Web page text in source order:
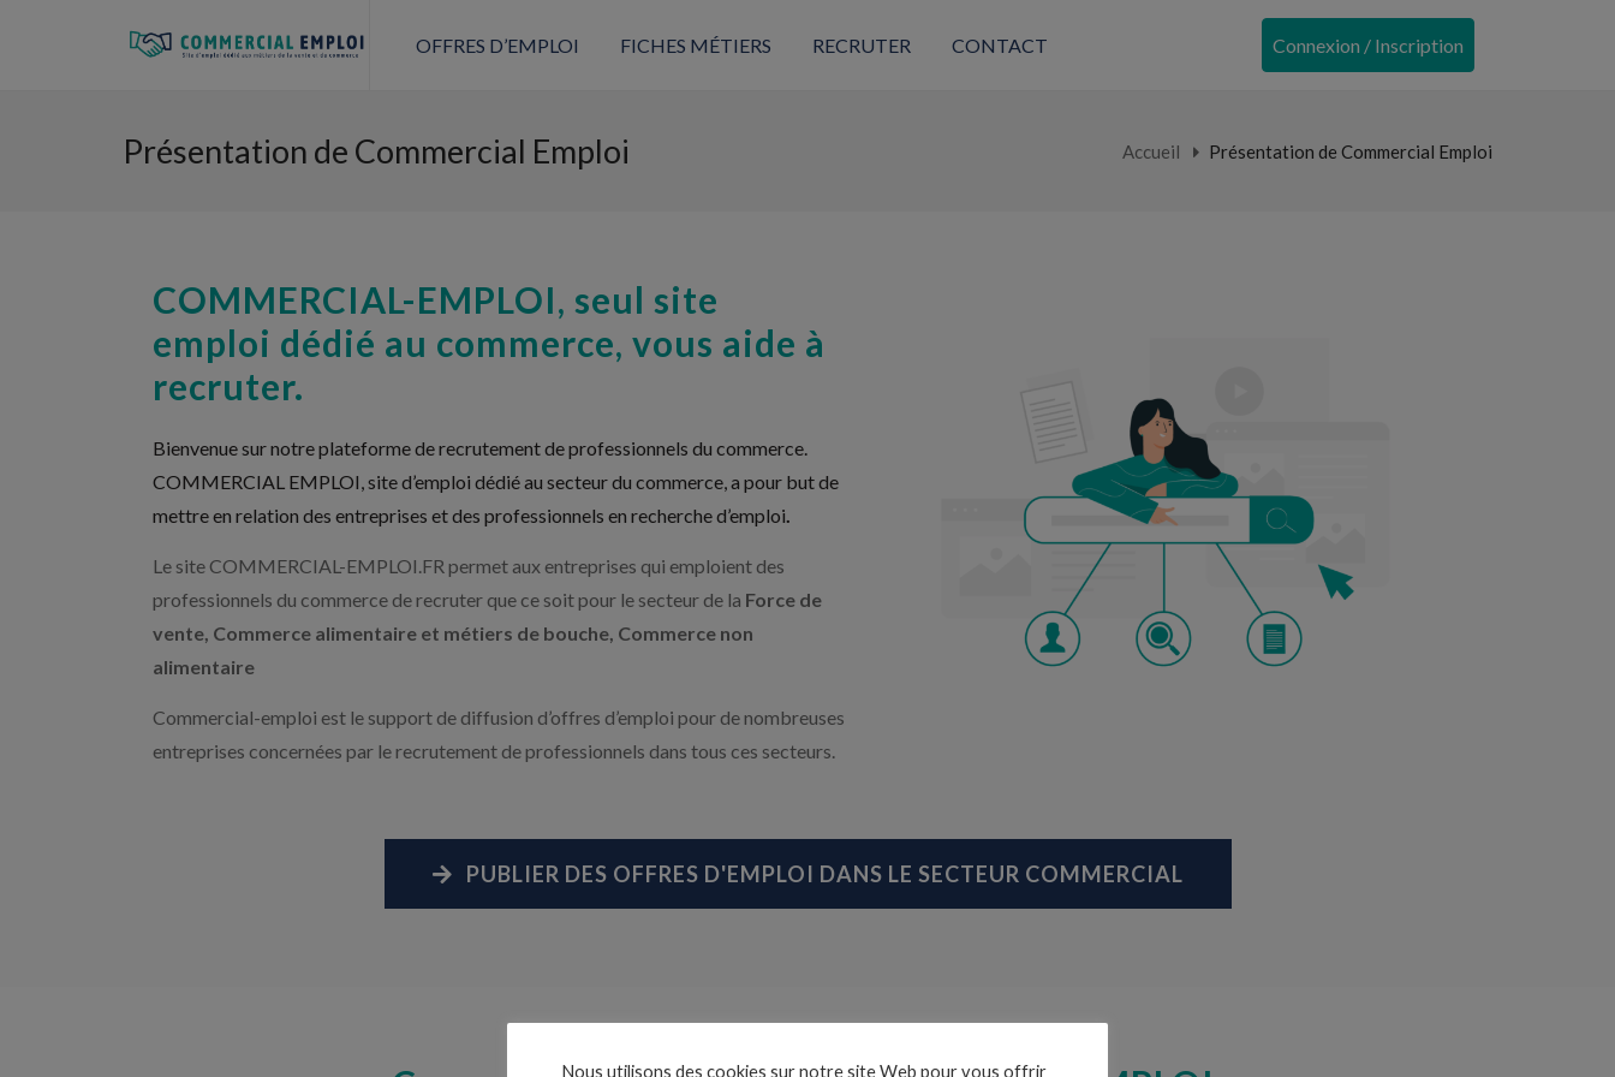
OFFRES D’EMPLOI FICHES MÉTIERS RECRUTER CONTACT Connexion / Inscription
Présentation de Commercial Emploi Accueil Présentation de Commercial Emploi
COMMERCIAL-EMPLOI, seul site
emploi dédié au commerce, vous aide à
recruter.
Bienvenue sur notre plateforme de recrutement de professionnels du commerce.
COMMERCIAL EMPLOI, site d’emploi dédié au secteur du commerce, a pour but de
mettre en relation des entreprises et des professionnels en recherche d’emploi.
Le site COMMERCIAL-EMPLOI.FR permet aux entreprises qui emploient des
professionnels du commerce de recruter que ce soit pour le secteur de la Force de
vente, Commerce alimentaire et métiers de bouche, Commerce non
alimentaire
Commercial-emploi est le support de diffusion d’offres d’emploi pour de nombreuses
entreprises concernées par le recrutement de professionnels dans tous ces secteurs.
PUBLIER DES OFFRES D'EMPLOI DANS LE SECTEUR COMMERCIAL
Nous utilisons des cookies sur notre site Web pour vous offrir